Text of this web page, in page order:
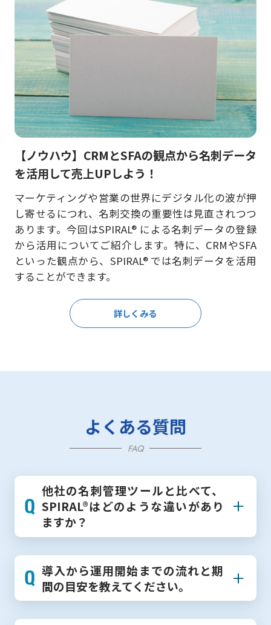
【ノウハウ】CRMとSFAの観点から名刺データ
を活用して売上UPしよう！
マーケティングや営業の世界にデジタル化の波が押
し寄せるにつれ、名刺交換の重要性は見直されつつ
あります。今回はSPIRAL® による名刺データの登録
から活用についてご紹介します。特に、CRMやSFA
といった観点から、SPIRAL® では名刺データを活用
することができます。
詳しくみる
よくある質問
FAQ
他社の名刺管理ツールと比べて、
SPIRAL®はどのような違いがあり
ますか？
導入から運用開始までの流れと期
間の目安を教えてください。